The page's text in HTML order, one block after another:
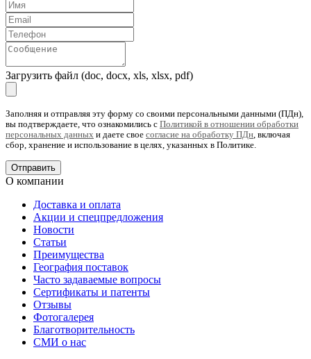
Загрузить файл (doc, docx, xls, xlsx, pdf)
Заполняя и отправляя эту форму со своими персональными данными (ПДн),
вы подтверждаете, что ознакомились с Политикой в отношении обработки
персональных данных и даете свое согласие на обработку ПДн, включая
сбор, хранение и использование в целях, указанных в Политике.
О компании
Доставка и оплата
Акции и спецпредложения
Новости
Статьи
Преимущества
География поставок
Часто задаваемые вопросы
Сертификаты и патенты
Отзывы
Фотогалерея
Благотворительность
СМИ о нас